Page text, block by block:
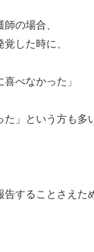
の場合、
した時に、
喜べなかった」
た」という方も多
告することさえた